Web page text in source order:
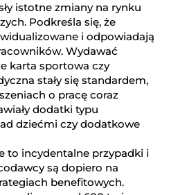
istotne zmiany na rynku
Podkreśla się, że
i odpowiadają
Wydawać
karta sportowa czy
stały się standardem,
o pracę coraz
dodatki typu
dziećmi czy dodatkowe
to incydentalne przypadki i
są dopiero na
benefitowych.